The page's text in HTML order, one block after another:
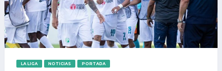
LA LIGA NOTICIAS PORTADA